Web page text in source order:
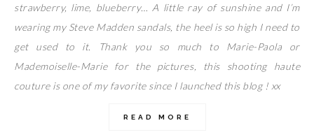
strawberry, lime, blueberry… A little ray of sunshine and I’m
wearing my Steve Madden sandals, the heel is so high I need to
get used to it. Thank you so much to Marie-Paola or
Mademoiselle-Marie for the pictures, this shooting haute
couture is one of my favorite since I launched this blog ! xx
READ MORE